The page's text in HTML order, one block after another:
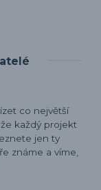
co největší
každý projekt
jen ty
známe a víme,